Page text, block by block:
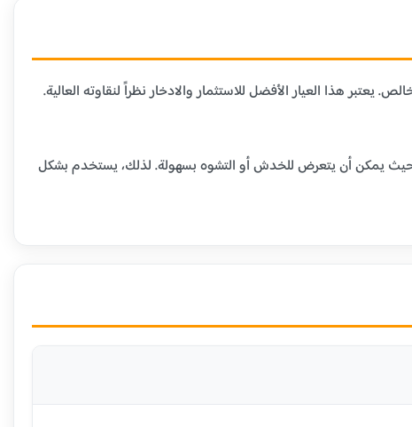
المتاحة في السوق، حيث يحتوي على 99.9% من الذهب الخالص. يعتبر هذا العيار الأفضل للاستثمار والادخار نظراً لنقاوته العالية.
حيث يمكن أن يتعرض للخدش أو التشوه بسهولة. لذلك، يستخدم بشكل